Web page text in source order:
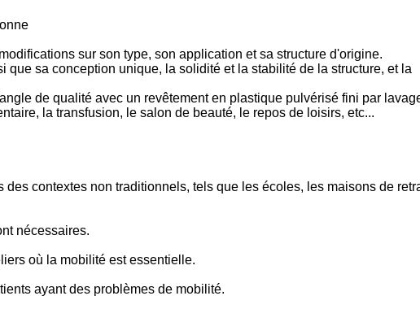
sur son type, son application et sa structure d'origine.
sa conception unique, la solidité et la stabilité de la structure, et la
de qualité avec un revêtement en plastique pulvérisé fini par
la transfusion, le salon de beauté, le repos de loisirs, etc...
contextes non traditionnels, tels que les écoles, les maisons de
nécessaires.
où la mobilité est essentielle.
ayant des problèmes de mobilité.